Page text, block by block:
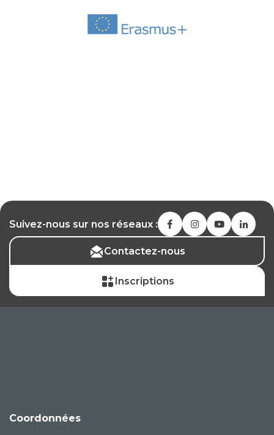
Suivez-nous sur nos réseaux :
Contactez-nous
Inscriptions
Coordonnées